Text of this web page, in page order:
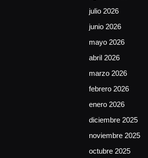
julio 2026
junio 2026
mayo 2026
abril 2026
marzo 2026
febrero 2026
enero 2026
diciembre 2025
noviembre 2025
octubre 2025